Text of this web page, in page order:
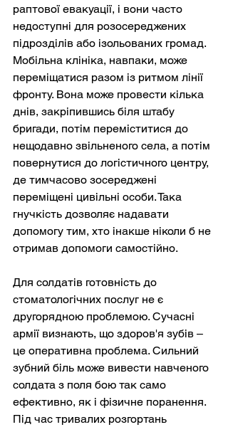
раптової евакуації, і вони часто
недоступні для розосереджених
підрозділів або ізольованих громад.
Мобільна клініка, навпаки, може
переміщатися разом із ритмом лінії
фронту. Вона може провести кілька
днів, закріпившись біля штабу
бригади, потім переміститися до
нещодавно звільненого села, а потім
повернутися до логістичного центру,
де тимчасово зосереджені
переміщені цивільні особи. Така
гнучкість дозволяє надавати
допомогу тим, хто інакше ніколи б не
отримав допомоги самостійно.
Для солдатів готовність до
стоматологічних послуг не є
другорядною проблемою. Сучасні
армії визнають, що здоров'я зубів –
це оперативна проблема. Сильний
зубний біль може вивести навченого
солдата з поля бою так само
ефективно, як і фізичне поранення.
Під час тривалих розгортань